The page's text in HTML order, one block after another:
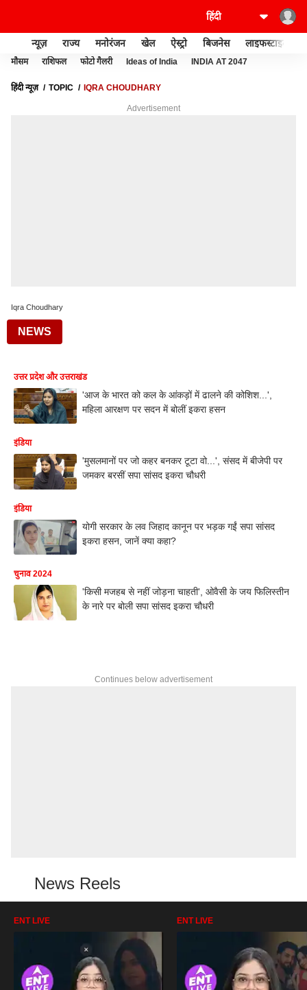
न्यूज़ राज्य मनोरंजन खेल ऐस्ट्रो बिजनेस लाइफस्टाइल
मौसम राशिफल फोटो गैलरी Ideas of India INDIA AT 2047
हिंदी न्यूज़ TOPIC IQRA CHOUDHARY
Advertisement
Iqra Choudhary
NEWS
उत्तर प्रदेश और उत्तराखंड
'आज के भारत को कल के आंकड़ों में ढालने की कोशिश...',
महिला आरक्षण पर सदन में बोलीं इकरा हसन
इंडिया
'मुसलमानों पर जो कहर बनकर टूटा वो...', संसद में बीजेपी पर
जमकर बरसीं सपा सांसद इकरा चौधरी
इंडिया
योगी सरकार के लव जिहाद कानून पर भड़क गईं सपा सांसद
इकरा हसन, जानें क्या कहा?
चुनाव 2024
'किसी मजहब से नहीं जोड़ना चाहती', ओवैसी के जय फिलिस्तीन
के नारे पर बोली सपा सांसद इकरा चौधरी
Continues below advertisement
News Reels
ENT LIVE ENT LIVE